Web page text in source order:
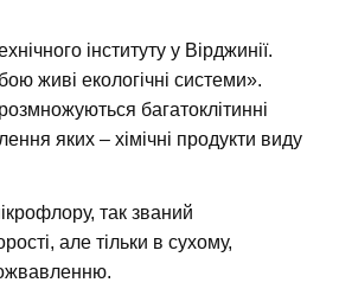
інституту у Вірджинії.
живі екологічні системи».
багатоклітинні
яких – хімічні продукти виду
так званий
але тільки в сухому,